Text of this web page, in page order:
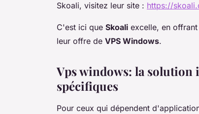
Skoali, visitez leur site : https://
C'est ici que Skoali excelle, en
leur offre de VPS Windows.
Vps windows: la solution
spécifiques
Pour ceux qui dépendent